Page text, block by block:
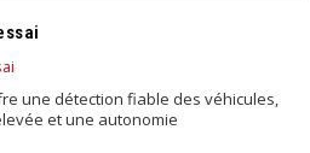
une détection fiable des véhicules,
et une autonomie